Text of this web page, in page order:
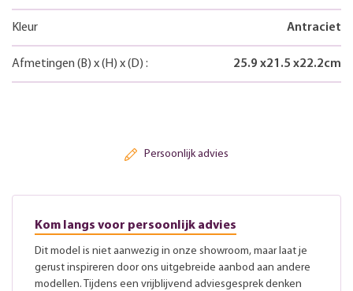
Kleur Antraciet
Afmetingen (B) x(H) x(D) : 25.9 x21.5 x22.2cm
Persoonlijk advies
Kom langs voor persoonlijk advies
Dit model is niet aanwezig in onze showroom, maar laat je
gerust inspireren door ons uitgebreide aanbod aan andere
modellen. Tijdens een vrijblijvend adviesgesprek denken